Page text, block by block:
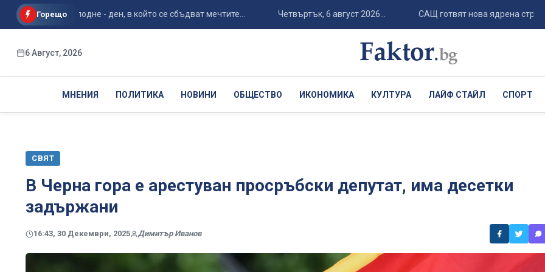
Горещо
Господне - ден, в който се сбъдват мечтите... Четвъртък, 6 август 2026... САЩ готвят нова ядрена стратегия
6 Август, 2026
МНЕНИЯ ПОЛИТИКА НОВИНИ ОБЩЕСТВО ИКОНОМИКА КУЛТУРА ЛАЙФ СТАЙЛ СПОРТ
СВЯТ
В Черна гора е арестуван просръбски депутат, има десетки
задържани
16:43, 30 Декември, 2025 Димитър Иванов